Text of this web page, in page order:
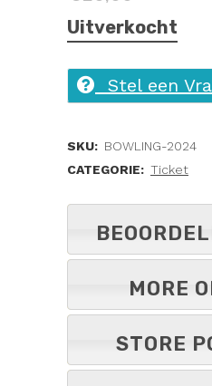
Uitverkocht
Stel een
SKU: BOWLING-2024
CATEGORIE: Ticket
MORE
STORE